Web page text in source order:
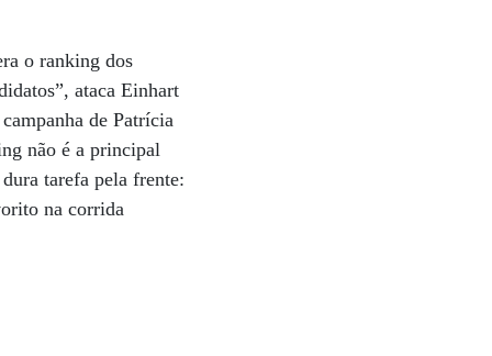
o ranking dos
ataca Einhart
de Patrícia
não é a principal
tarefa pela frente:
na corrida